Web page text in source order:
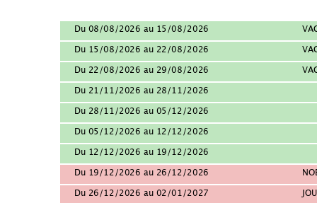
Du 08/08/2026 au 15/08/2026
Du 15/08/2026 au 22/08/2026
Du 22/08/2026 au 29/08/2026
Du 21/11/2026 au 28/11/2026
Du 28/11/2026 au 05/12/2026
Du 05/12/2026 au 12/12/2026
Du 12/12/2026 au 19/12/2026
Du 19/12/2026 au 26/12/2026
Du 26/12/2026 au 02/01/2027